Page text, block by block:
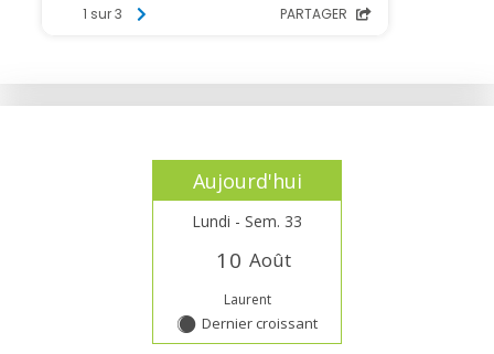
Aujourd'hui
Lundi - Sem. 33
1 0 Août
Laurent
Y Dernier croissant